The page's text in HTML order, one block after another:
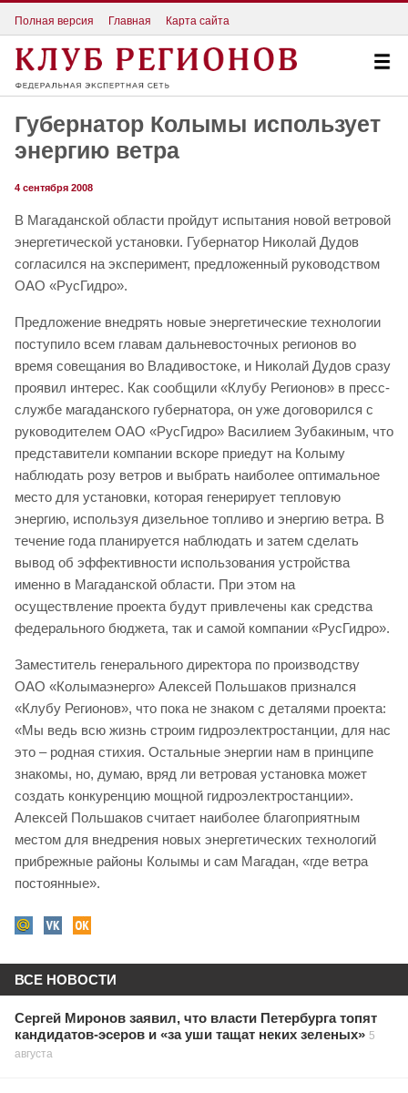
Полная версия Главная Карта сайта
Губернатор Колымы использует
энергию ветра
4 сентября 2008
В Магаданской области пройдут испытания новой ветровой
энергетической установки. Губернатор Николай Дудов
согласился на эксперимент, предложенный руководством
ОАО «РусГидро».
Предложение внедрять новые энергетические технологии
поступило всем главам дальневосточных регионов во
время совещания во Владивостоке, и Николай Дудов сразу
проявил интерес. Как сообщили «Клубу Регионов» в пресс-
службе магаданского губернатора, он уже договорился с
руководителем ОАО «РусГидро» Василием Зубакиным, что
представители компании вскоре приедут на Колыму
наблюдать розу ветров и выбрать наиболее оптимальное
место для установки, которая генерирует тепловую
энергию, используя дизельное топливо и энергию ветра. В
течение года планируется наблюдать и затем сделать
вывод об эффективности использования устройства
именно в Магаданской области. При этом на
осуществление проекта будут привлечены как средства
федерального бюджета, так и самой компании «РусГидро».
Заместитель генерального директора по производству
ОАО «Колымаэнерго» Алексей Польшаков признался
«Клубу Регионов», что пока не знаком с деталями проекта:
«Мы ведь всю жизнь строим гидроэлектростанции, для нас
это – родная стихия. Остальные энергии нам в принципе
знакомы, но, думаю, вряд ли ветровая установка может
создать конкуренцию мощной гидроэлектростанции».
Алексей Польшаков считает наиболее благоприятным
местом для внедрения новых энергетических технологий
прибрежные районы Колымы и сам Магадан, «где ветра
постоянные».
ВСЕ НОВОСТИ
Сергей Миронов заявил, что власти Петербурга топят
кандидатов-эсеров и «за уши тащат неких зеленых» 5
августа